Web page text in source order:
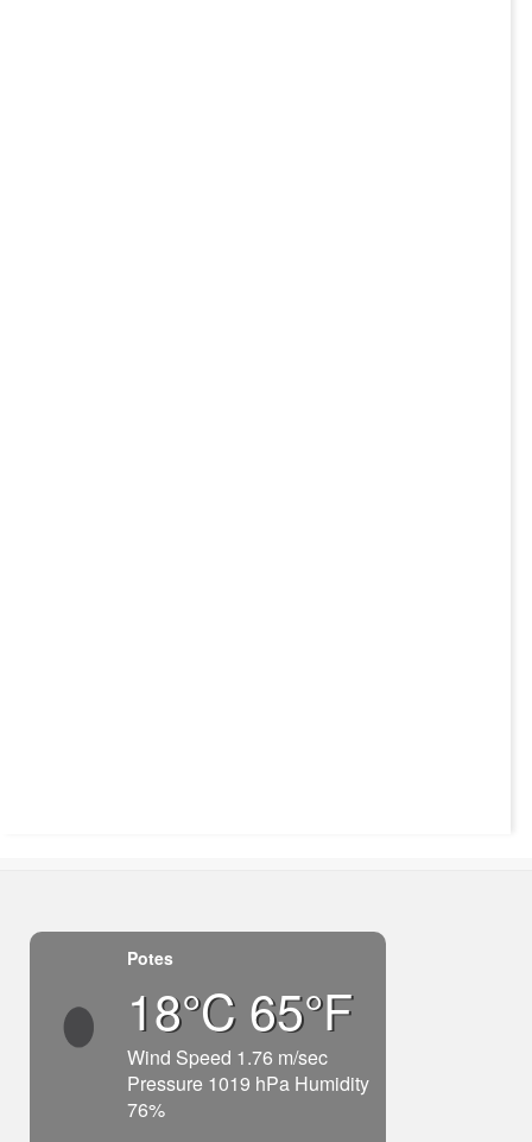
Potes
18°C 65°F
Wind Speed 1.76 m/sec
Pressure 1019 hPa Humidity
76%